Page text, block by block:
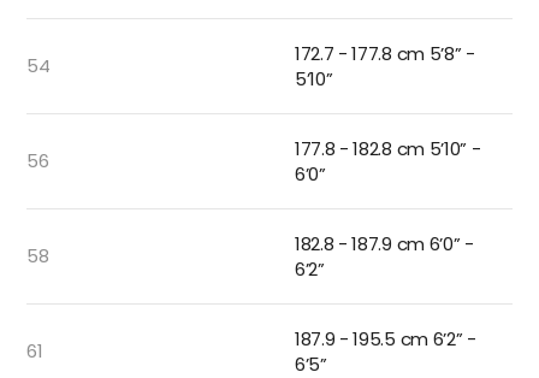
54
172.7 - 177.8 cm 5’8” -
5’10”
56
177.8 - 182.8 cm 5’10” -
6’0”
58
182.8 - 187.9 cm 6’0” -
6’2”
61
187.9 - 195.5 cm 6’2” -
6’5”